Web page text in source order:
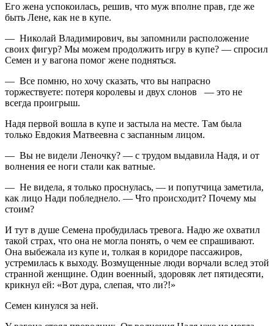
Его жена успокоилась, решив, что муж вполне прав, где же
быть Лене, как не в купе.
— Николай Владимирович, вы запомнили расположение
своих фигур? Мы можем продолжить игру в купе? — спросил
Семен и у вагона помог жене подняться.
— Все помню, но хочу сказать, что вы напрасно
торжествуете: потеря королевы и двух слонов — это не
всегда проигрыш.
Надя первой вошла в купе и застыла на месте. Там была
только Евдокия Матвеевна с заспанным лицом.
— Вы не видели Леночку? — с трудом выдавила Надя, и от
волнения ее ноги стали как ватные.
— Не видела, я только проснулась, — и попутчица заметила,
как лицо Нади побледнело. — Что происходит? Почему мы
стоим?
И тут в душе Семена пробудилась тревога. Надю же охватил
такой страх, что она не могла понять, о чем ее спрашивают.
Она выбежала из купе и, толкая в коридоре пассажиров,
устремилась к выходу. Возмущенные люди ворчали вслед этой
странной женщине. Один военный, здоровяк лет пятидесяти,
крикнул ей: «Вот дура, слепая, что ли?!»
Семен кинулся за ней.